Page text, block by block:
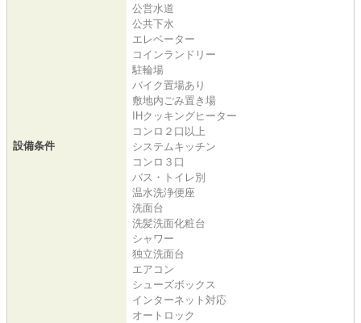
設備条件
公営水道
公共下水
エレベーター
コインランドリー
駐輪場
バイク置場あり
敷地内ごみ置き場
IHクッキングヒーター
コンロ２口以上
システムキッチン
コンロ３口
バス・トイレ別
温水洗浄便座
洗面台
洗髪洗面化粧台
シャワー
独立洗面台
エアコン
シューズボックス
インターネット対応
オートロック